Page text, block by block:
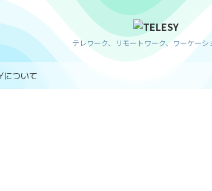
テレワーク、リモートワーク、ワーケー
について